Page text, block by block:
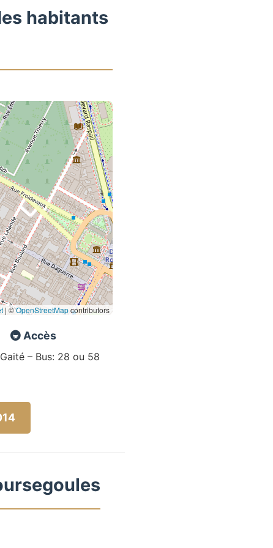
habitants
| ©OpenStreetMapcontributors
🚇 Accès
– Bus: 28 ou 58